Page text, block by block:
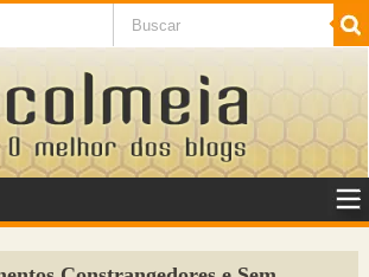
NotÃ­cias SaÃºde